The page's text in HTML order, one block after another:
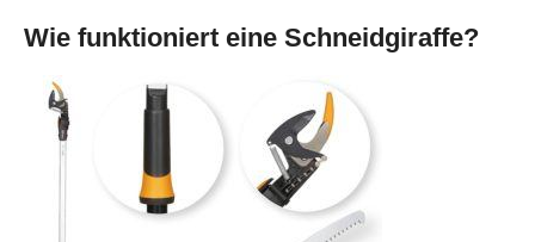
Wie funktioniert eine Schneidgiraffe?